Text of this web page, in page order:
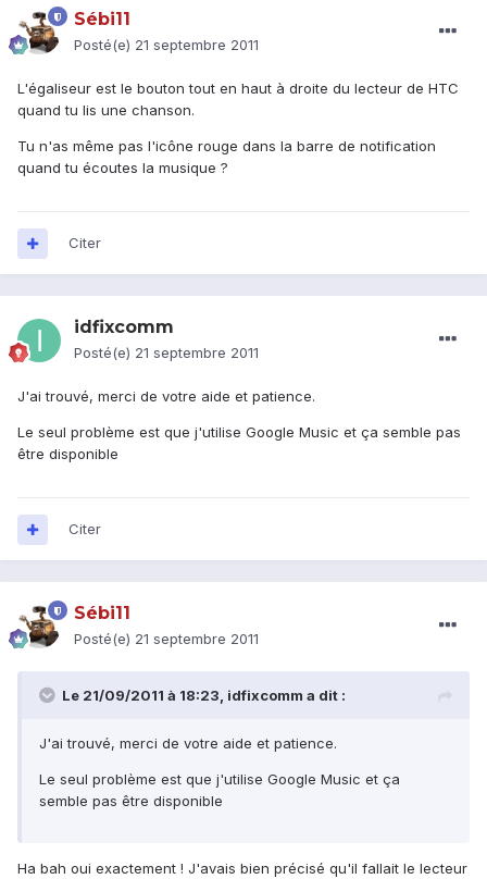
Sébi11
Posté(e) 21 septembre 2011
L'égaliseur est le bouton tout en haut à droite du lecteur de HTC
quand tu lis une chanson.
Tu n'as même pas l'icône rouge dans la barre de notification
quand tu écoutes la musique ?
Citer
idfixcomm
Posté(e) 21 septembre 2011
J'ai trouvé, merci de votre aide et patience.
Le seul problème est que j'utilise Google Music et ça semble pas
être disponible
Citer
Sébi11
Posté(e) 21 septembre 2011
Le 21/09/2011 à 18:23, idfixcomm a dit :
J'ai trouvé, merci de votre aide et patience.
Le seul problème est que j'utilise Google Music et ça
semble pas être disponible
Ha bah oui exactement ! J'avais bien précisé qu'il fallait le lecteur